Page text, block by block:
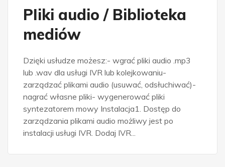
PIiki audio / Biblioteka
mediów
Dzięki usłudze możesz:- wgrać pliki audio .mp3
lub .wav dla usługi IVR lub kolejkowaniu-
zarządzać plikami audio (usuwać, odsłuchiwać)-
nagrać własne pliki- wygenerować pliki
syntezatorem mowy Instalacja1. Dostęp do
zarządzania plikami audio możliwy jest po
instalacji usługi IVR. Dodaj IVR...